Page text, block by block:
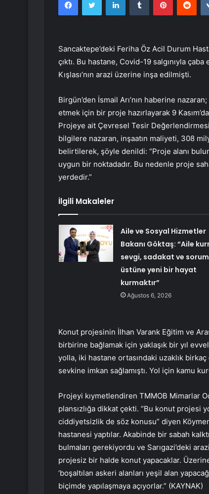
Sancaktepe’deki Feriha Öz Acil Durum
çıktı. Bu hastane, Covid-19 salgınıyla
Kışlası’nın arazi üzerine inşa edilmişti.
Birgün’den İsmail Arı’nın haberine
etmek için bir proje hazırlayarak 9
Projeye ait Çevresel Tesir
bilgilere nazaran, inşaatın maliyeti, 308
belirtilerek, şöyle denildi: “Proje alanı
uygun bir noktadadır. Bu nedenle proje
yerdedir.”
İlgili Makaleler
Aile ve Sosyal Hizmetler
Bakanı Göktaş: “Aile
sevgi, sadakat ve
üstüne yeni bir hayat
kurmaktır”
Ağustos 6, 2026
Konut projesinin İlhan Varank Eğitim ve
birbirine bağlamak için yaklaşık bir yıl
yolla, iki hastane ortasındaki uzaklık
sevkine imkan sağlamıştı. Yol için kamu
Projeyi kıymetlendiren TMMOB Mimarlar
plansızlığa dikkat çekti. “Bu konut projesi
ciddiyetsizlik de söz konusu” diyen
hastanesi yaptılar. Akabinde bir sabah
bulmaları gerekiyordu ve Sarıgazi’deki
projesiz bir halde konut yapacaklar.
‘boşaltılan askeri alanları yeşil alan
biçimde yapılaşmaya açıyorlar.” (KAYNAK)